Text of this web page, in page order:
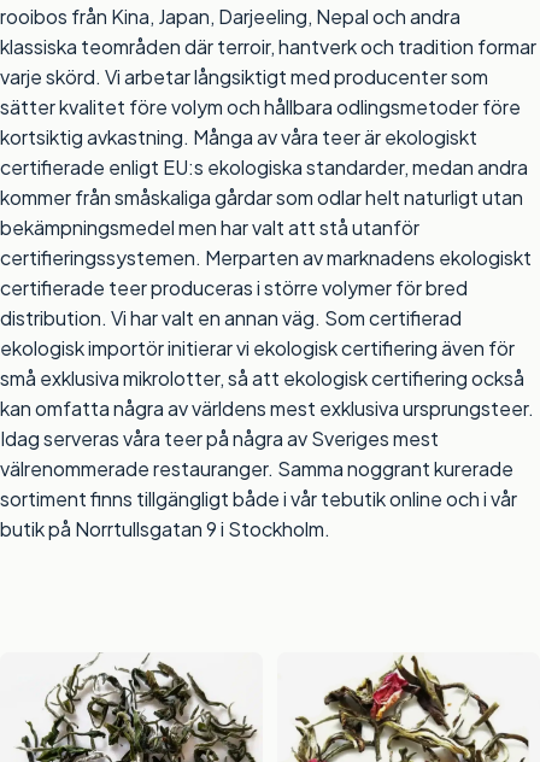
rooibos från Kina, Japan, Darjeeling, Nepaloch andra
klassiska teområden där terroir, hantverk och tradition formar
varje skörd. Vi arbetar långsiktigt med producenter som
sätter kvalitet före volym och hållbara odlingsmetoder före
kortsiktig avkastning. Många av våra teer ärekologiskt
certifierade enligt EU:s ekologiska standarder, medan andra
kommer från småskaliga gårdar som odlar helt naturligt utan
bekämpningsmedel men har valt att stå utanför
certifieringssystemen. Merparten av marknadens ekologiskt
certifierade teer produceras i större volymer för bred
distribution. Vi har valt en annan väg. Som certifierad
ekologisk importör initierar vi ekologisk certifiering även för
små exklusiva mikrolotter, så att ekologisk certifiering också
kan omfatta några av världens mest exklusiva ursprungsteer.
Idag serveras våra teer på några av Sveriges mest
välrenommerade restauranger. Samma noggrant kurerade
sortiment finns tillgängligt både i vårtebutik onlineoch i vår
butik på Norrtullsgatan 9 i Stockholm.